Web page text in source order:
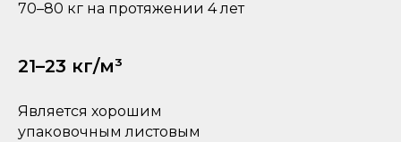
70–80 кг на протяжении 4 лет
21–23 кг/м³
Является хорошим
упаковочным листовым